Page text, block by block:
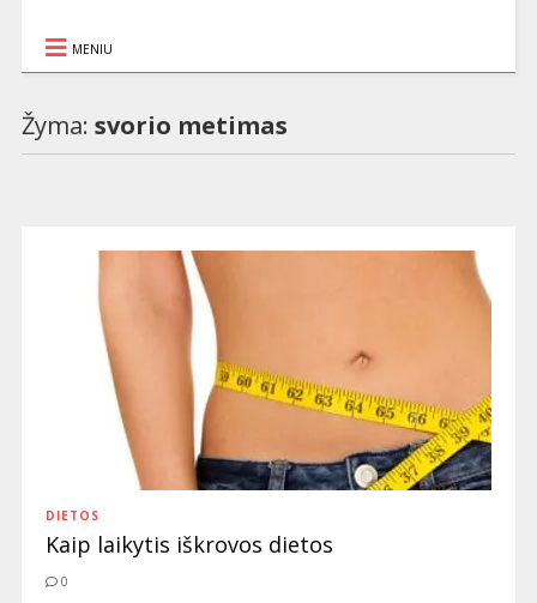
MENIU
Žyma: svorio metimas
DIETOS
Kaip laikytis iškrovos dietos
0